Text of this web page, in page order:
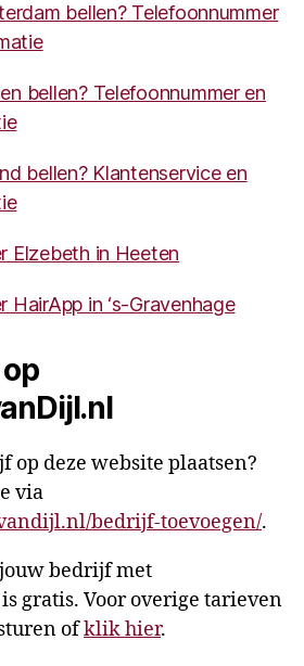
bellen? Telefoonnummer
bellen? Telefoonnummer en
bellen? Klantenservice en
Elzebeth in Heeten
HairApp in ‘s-Gravenhage
deze website plaatsen?
via
bedrijf-toevoegen/.
bedrijf met
gratis. Voor overige tarieven
ofklik hier.